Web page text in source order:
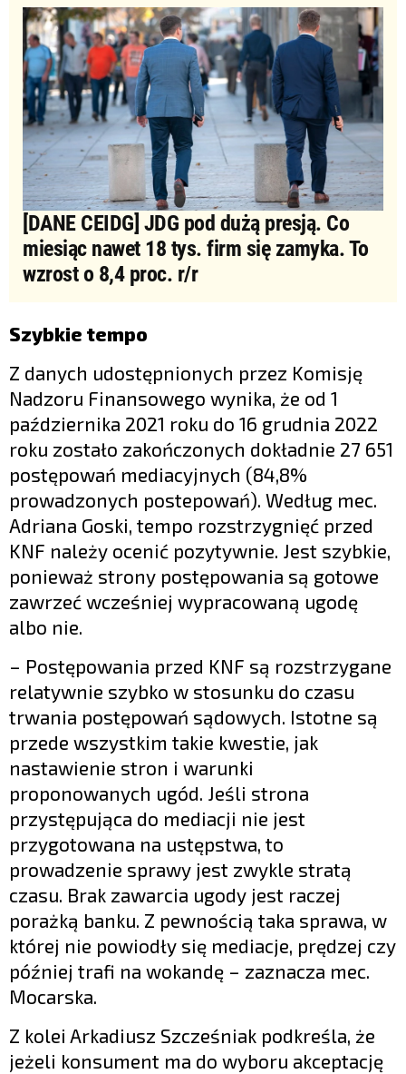
[DANE CEIDG] JDG pod dużą presją. Co
miesiąc nawet 18 tys. firm się zamyka. To
wzrost o 8,4 proc. r/r
Szybkie tempo
Z danych udostępnionych przez Komisję
Nadzoru Finansowego wynika, że od 1
października 2021 roku do 16 grudnia 2022
roku zostało zakończonych dokładnie 27 651
postępowań mediacyjnych (84,8%
prowadzonych postepowań). Według mec.
Adriana Goski, tempo rozstrzygnięć przed
KNF należy ocenić pozytywnie. Jest szybkie,
ponieważ strony postępowania są gotowe
zawrzeć wcześniej wypracowaną ugodę
albo nie.
– Postępowania przed KNF są rozstrzygane
relatywnie szybko w stosunku do czasu
trwania postępowań sądowych. Istotne są
przede wszystkim takie kwestie, jak
nastawienie stron i warunki
proponowanych ugód. Jeśli strona
przystępująca do mediacji nie jest
przygotowana na ustępstwa, to
prowadzenie sprawy jest zwykle stratą
czasu. Brak zawarcia ugody jest raczej
porażką banku. Z pewnością taka sprawa, w
której nie powiodły się mediacje, prędzej czy
później trafi na wokandę – zaznacza mec.
Mocarska.
Z kolei Arkadiusz Szcześniak podkreśla, że
jeżeli konsument ma do wyboru akceptację